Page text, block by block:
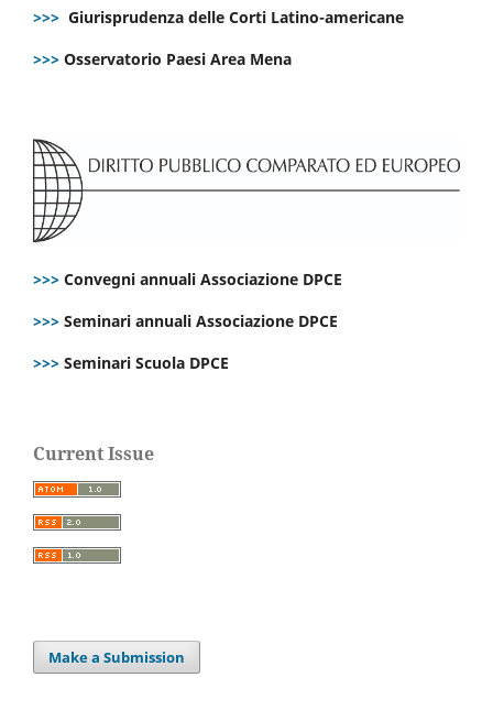
>>> Giurisprudenza delle Corti Latino-americane
>>> Osservatorio Paesi Area Mena
>>> Convegni annuali Associazione DPCE
>>> Seminari annuali Associazione DPCE
>>> Seminari Scuola DPCE
Current Issue
Make a Submission